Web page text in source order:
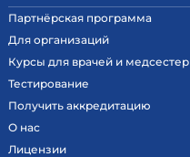
Партнёрская программа
Для организаций
Курсы для врачей и медсестер
Тестирование
Получить аккредитацию
О нас
Лицензии